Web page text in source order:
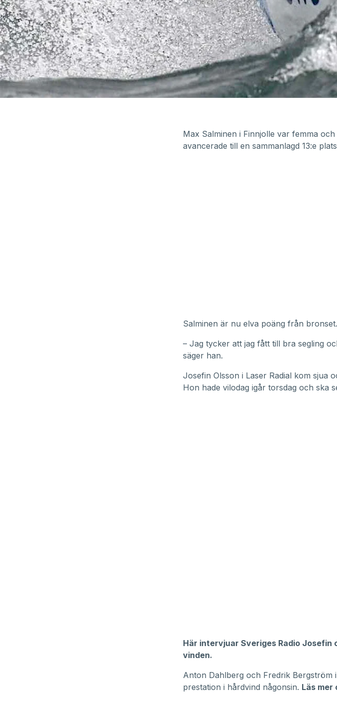
Max Salminen i Finnjolle var femma
avancerade till en sammanlagd 13:e
Salminen är nu elva poäng från bronset.
– Jag tycker att jag fått till bra segling
säger han.
Josefin Olsson i Laser Radial kom sjua
Hon hade vilodag igår torsdag och ska
Här intervjuar Sveriges Radio Josefin
vinden.
Anton Dahlberg och Fredrik Bergström
prestation i hårdvind någonsin. Läs mer